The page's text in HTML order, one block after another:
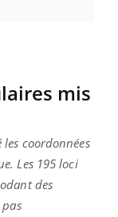
mis
coordonnées
Les 195 loci
des